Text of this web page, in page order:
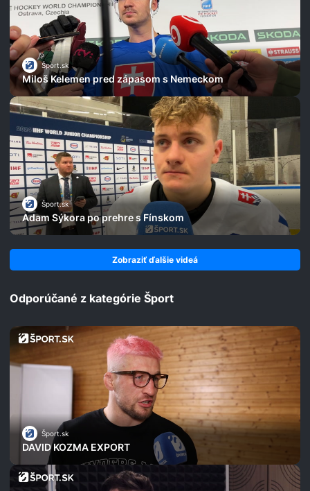
Šport.sk
Miloš Kelemen pred zápasom s Nemeckom
Šport.sk
Adam Sýkora po prehre s Fínskom
Zobraziť ďalšie videá
Odporúčané z kategórie Šport
Šport.sk
DAVID KOZMA EXPORT